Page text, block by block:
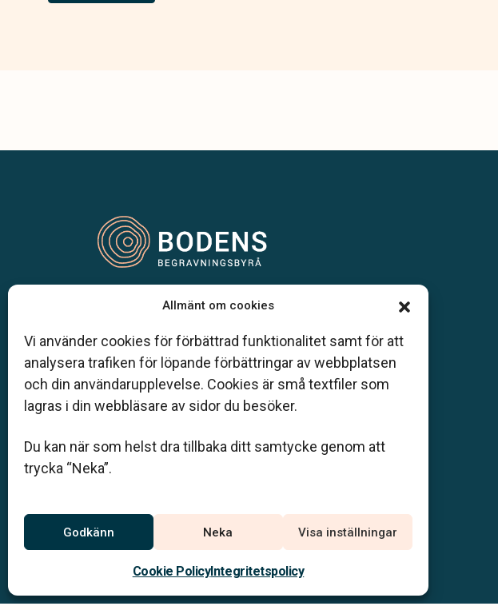
Allmänt om cookies
Vi använder cookies för förbättrad funktionalitet samt för att
analysera trafiken för löpande förbättringar av webbplatsen
och din användarupplevelse. Cookies är små textfiler som
lagras i din webbläsare av sidor du besöker.
Du kan när som helst dra tillbaka ditt samtycke genom att
trycka “Neka”.
Godkänn Neka Visa inställningar
Cookie PolicyIntegritetspolicy
Vår begravningsbyrå är en del av Klarahill.
är auktoriserade inom Sveriges begravningsbyråers
förbund (SBF). Det personliga är centralt för oss,
både när det gäller bemötande och när vi utformar
skräddarsydda personliga begravningar.
info@bodensbegravningsbyra.se
Jourtelefon
0921-121 60